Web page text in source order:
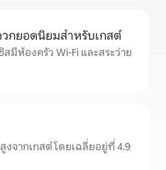
กยอดนิยมสำหรับเกสต์
มีห้องครัว Wi-Fi และสระว่าย
งจากเกสต์ โดยเฉลี่ยอยู่ที่ 4.9